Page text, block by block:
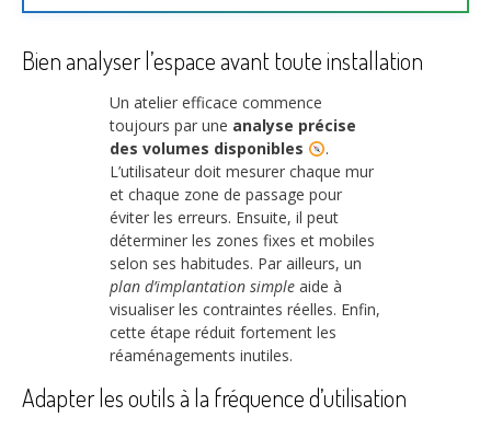
Bien analyser l’espace avant toute installation
Un atelier efficace commence
toujours par une analyse précise
des volumes disponibles
.
L’utilisateur doit mesurer chaque mur
et chaque zone de passage pour
éviter les erreurs. Ensuite, il peut
déterminer les zones fixes et mobiles
selon ses habitudes. Par ailleurs, un
plan d’implantation simple aide à
visualiser les contraintes réelles. Enfin,
cette étape réduit fortement les
réaménagements inutiles.
Adapter les outils à la fréquence d’utilisation